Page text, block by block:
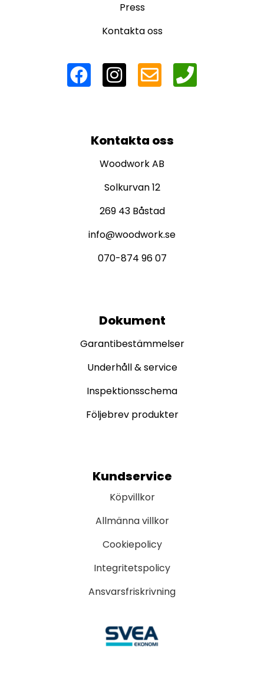
Press
Kontakta oss
Kontakta oss
Woodwork AB
Solkurvan 12
269 43 Båstad
info@woodwork.se
070-874 96 07
Dokument
Garantibestämmelser
Underhåll & service
Inspektionsschema
Följebrev produkter
Kundservice
Köpvillkor
Allmänna villkor
Cookiepolicy
Integritetspolicy
Ansvarsfriskrivning